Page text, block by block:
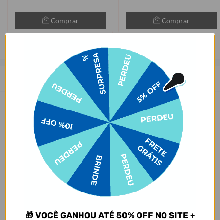
Comprar Comprar
As capinhas para celular da Gocase deixam o seu smartphone a sua
cara. São mais de 1000 estampas exclusivas, produzidas com alta
qualidade de impressão, garantindo cores vivas e completa
aderência. Com material qualificado, protegem o seu smartphone
contra impactos, arranhões e sujeira ocasionados no cotidiano.
Sobre o amarelamento da capinha, nossa capinha tem como
matéria-prima principal o TPU transparente e maleável, que pode
amarelar com o tempo por meio de um processo natural de uso do
produto. Porém, o nível de amarelecimento depende
completamente dos hábitos de uso e dos ambientes em que a capa
reações químicas adversas, infelizmente, o amarelamento do
🎁 VOCÊ GANHOU ATÉ 50% OFF NO SITE +